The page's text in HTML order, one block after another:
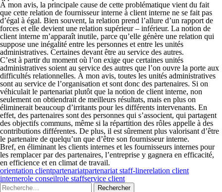
À mon avis, la principale cause de cette problématique vient du fait
que cette relation de fournisseur interne à client interne ne se fait pas
d’égal à égal. Bien souvent, la relation prend l’allure d’un rapport de
forces et elle devient une relation supérieur – inférieur. La notion de
client interne m’apparaît inutile, parce qu’elle génère une relation qui
suppose une inégalité entre les personnes et entre les unités
administratives. Certaines devant être au service des autres.
C’est à partir du moment où l’on exige que certaines unités
administratives soient au service des autres que l’on ouvre la porte aux
difficultés relationnelles. À mon avis, toutes les unités administratives
sont au service de l’organisation et sont donc des partenaires. Si on
véhiculait le partenariat plutôt que la notion de client interne, non
seulement on obtiendrait de meilleurs résultats, mais en plus on
éliminerait beaucoup d’irritants pour les différents intervenants. En
effet, des partenaires sont des personnes qui s’associent, qui partagent
des objectifs communs, même si la répartition des rôles appelle à des
contributions différentes. De plus, il est sûrement plus valorisant d’être
le partenaire de quelqu’un que d’être son fournisseur interne.
Bref, en éliminant les clients internes et les fournisseurs internes pour
les remplacer par des partenaires, l’entreprise y gagnera en efficacité,
en efficience et en climat de travail.
orientation clientpartenariatpartenariat staff-linerelation client
internerole conseilrole staffservice client